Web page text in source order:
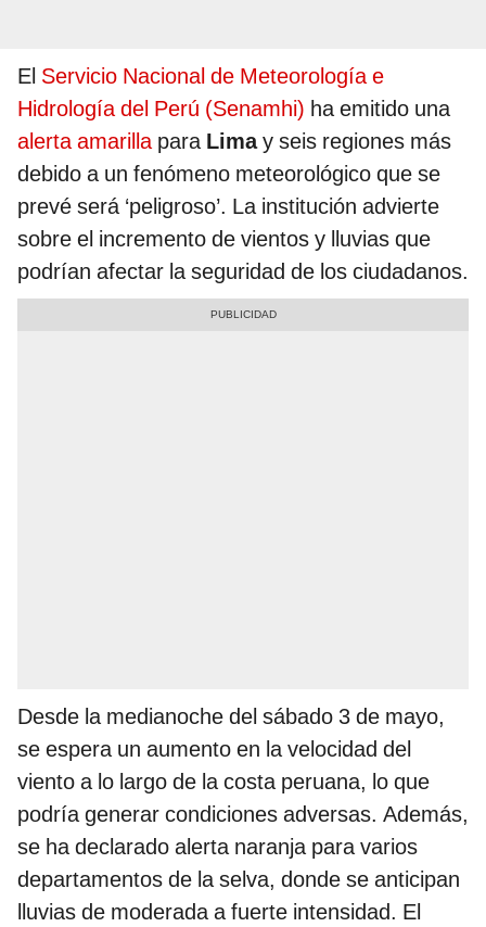
El Servicio Nacional de Meteorología e
Hidrología del Perú (Senamhi) ha emitido una
alerta amarillapara Limay seis regiones más
debido a un fenómeno meteorológico que se
prevé será ‘peligroso’. La institución advierte
sobre el incremento de vientos y lluvias que
podrían afectar la seguridad de los ciudadanos.
Desde la medianoche del sábado 3 de mayo,
se espera un aumento en la velocidad del
viento a lo largo de la costa peruana, lo que
podría generar condiciones adversas. Además,
se ha declarado alerta naranja para varios
departamentos de la selva, donde se anticipan
lluvias de moderada a fuerte intensidad. El